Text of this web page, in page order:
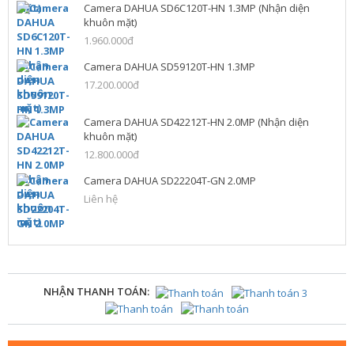
Camera DAHUA SD6C120T-HN 1.3MP (Nhận diện
khuôn mặt)
1.960.000đ
Camera DAHUA SD59120T-HN 1.3MP
17.200.000đ
Camera DAHUA SD42212T-HN 2.0MP (Nhận diện
khuôn mặt)
12.800.000đ
Camera DAHUA SD22204T-GN 2.0MP
Liên hệ
NHẬN THANH TOÁN: